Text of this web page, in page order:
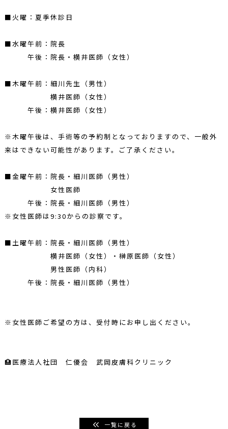
■火曜：夏季休診日
■水曜午前：院長
午後：院長・横井医師（女性）
■木曜午前：細川先生（男性）
横井医師（女性）
午後：横井医師（女性）
※木曜午後は、手術等の予約制となっておりますので、一般外
来はできない可能性があります。ご了承ください。
■金曜午前：院長・細川医師（男性）
女性医師
午後：院長・細川医師（男性）
※女性医師は9:30からの診察です。
■土曜午前：院長・細川医師（男性）
横井医師（女性）・榊原医師（女性）
男性医師（内科）
午後：院長・細川医師（男性）
※女性医師ご希望の方は、受付時にお申し出ください。
🏥医療法人社団 仁優会 武岡皮膚科クリニック
一覧に戻る